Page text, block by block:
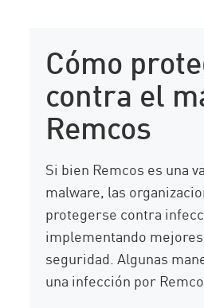
Cómo
contra el
Remcos
Si bien Remcos es una
malware, las
protegerse contra
implementando
seguridad. Algunas
una infección por